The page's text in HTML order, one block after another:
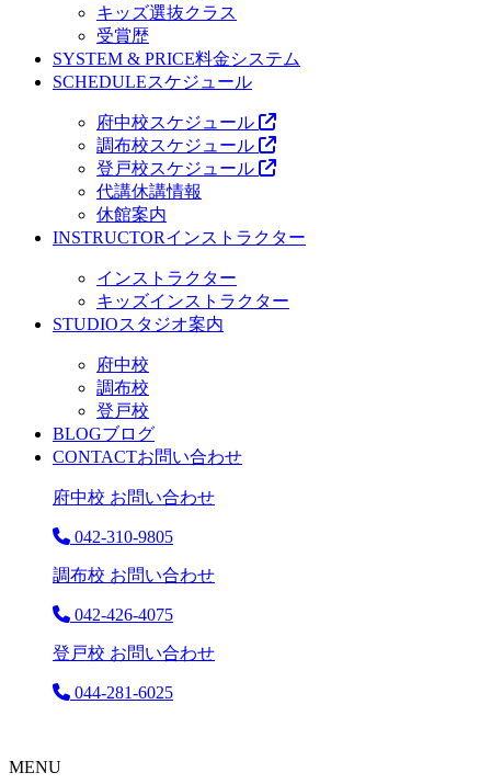
キッズ選抜クラス
受賞歴
SYSTEM & PRICE料金システム
SCHEDULEスケジュール
府中校スケジュール
調布校スケジュール
登戸校スケジュール
代講休講情報
休館案内
INSTRUCTORインストラクター
インストラクター
キッズインストラクター
STUDIOスタジオ案内
府中校
調布校
登戸校
BLOGブログ
CONTACTお問い合わせ
府中校 お問い合わせ
042-310-9805
調布校 お問い合わせ
042-426-4075
登戸校 お問い合わせ
044-281-6025
MENU